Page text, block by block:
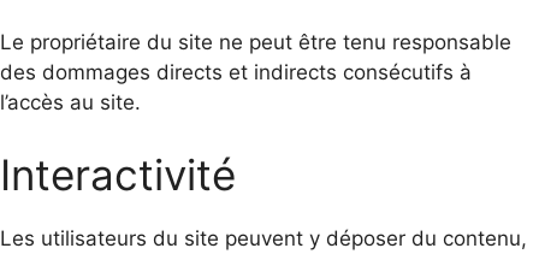
Le propriétaire du site ne peut être tenu responsable
des dommages directs et indirects consécutifs à
l’accès au site.
Interactivité
Les utilisateurs du site peuvent y déposer du contenu,